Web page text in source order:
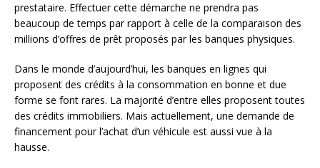
prestataire. Effectuer cette démarche ne prendra pas
beaucoup de temps par rapport à celle de la comparaison des
millions d’offres de prêt proposés par les banques physiques.
Dans le monde d’aujourd’hui, les banques en lignes qui
proposent des crédits à la consommation en bonne et due
forme se font rares. La majorité d’entre elles proposent toutes
des crédits immobiliers. Mais actuellement, une demande de
financement pour l’achat d’un véhicule est aussi vue à la
hausse.